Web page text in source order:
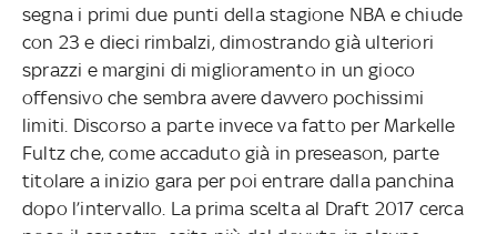
segna i primi due punti della stagione NBA e chiude
con 23 e dieci rimbalzi, dimostrando già ulteriori
sprazzi e margini di miglioramento in un gioco
offensivo che sembra avere davvero pochissimi
limiti. Discorso a parte invece va fatto per Markelle
Fultz che, come accaduto già in preseason, parte
titolare a inizio gara per poi entrare dalla panchina
dopo l’intervallo. La prima scelta al Draft 2017 cerca